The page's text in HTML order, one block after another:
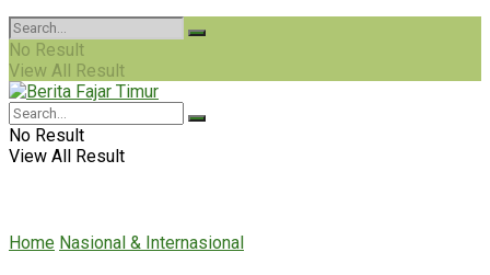
No Result
View All Result
No Result
View All Result
Home Nasional & Internasional